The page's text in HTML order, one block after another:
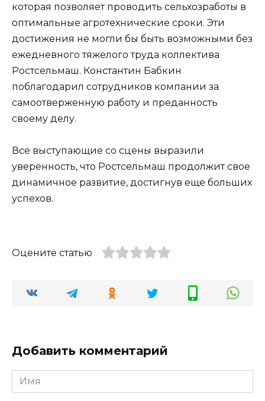
которая позволяет проводить сельхозработы в
оптимальные агротехнические сроки. Эти
достижения не могли бы быть возможными без
ежедневного тяжелого труда коллектива
Ростсельмаш. Константин Бабкин
поблагодарил сотрудников компании за
самоотверженную работу и преданность
своему делу.
Все выступающие со сцены выразили
уверенность, что Ростсельмаш продолжит свое
динамичное развитие, достигнув еще больших
успехов.
Оцените статью
Добавить комментарий
Имя
*